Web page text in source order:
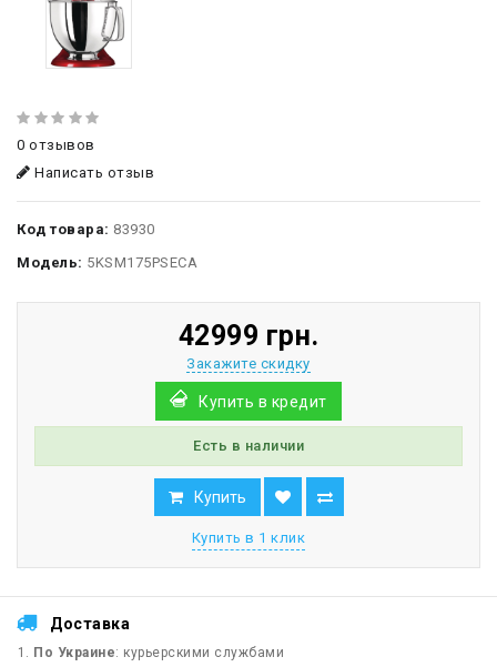
0 отзывов
Написать отзыв
Код товара: 83930
Модель: 5KSM175PSECA
42999 грн.
Закажите скидку
Купить в кредит
Есть в наличии
Купить
Купить в 1 клик
Доставка
По Украине: курьерскими службами